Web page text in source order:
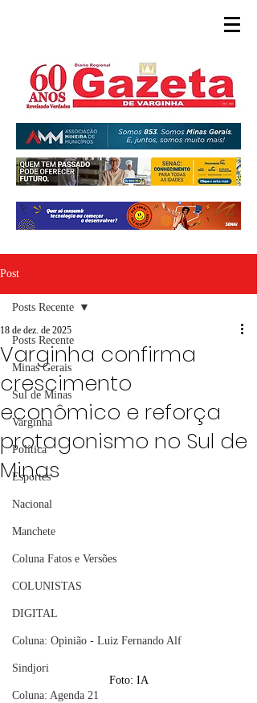
Post
Posts Recente
Minas Gerais
Sul de Minas
Varginha
Política
Esportes
Nacional
Manchete
Coluna Fatos e Versões
COLUNISTAS
DIGITAL
Coluna: Opinião - Luiz Fernando Alf
Sindjori
Coluna: Agenda 21
Posts Recente
Varginha confirma
crescimento
econômico e reforça
protagonismo no Sul de
Minas
18 de dez. de 2025
Foto: IA